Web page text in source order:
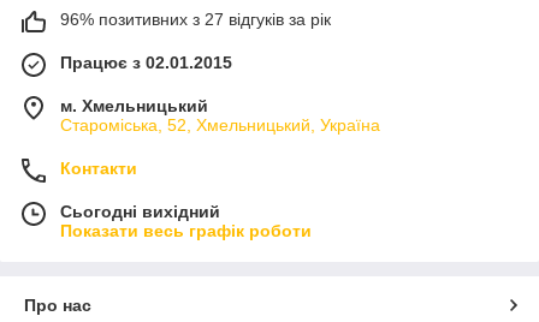
96% позитивних з 27 відгуків за рік
Працює з 02.01.2015
м. Хмельницький
Староміська, 52, Хмельницький, Україна
Контакти
Сьогодні вихідний
Показати весь графік роботи
Про нас